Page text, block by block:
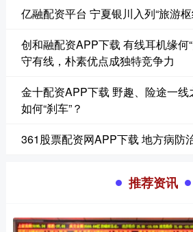
亿融配资平台 宁夏银川入列“旅游
创和融配资APP下载 有线耳机缘何
守有线，朴素优点成独特竞争力
金十配资APP下载 野趣、险途一
如何“刹车”？
361股票配资网APP下载 地方病防
推荐资讯